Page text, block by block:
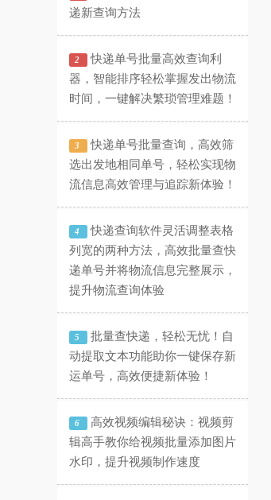
递新查询方法
2
快递单号批量高效查询利
器，智能排序轻松掌握发出物流
时间，一键解决繁琐管理难题！
3
快递单号批量查询，高效筛
选出发地相同单号，轻松实现物
流信息高效管理与追踪新体验！
4
快递查询软件灵活调整表格
列宽的两种方法，高效批量查快
递单号并将物流信息完整展示，
提升物流查询体验
5
批量查快递，轻松无忧！自
动提取文本功能助你一键保存新
运单号，高效便捷新体验！
6
高效视频编辑秘诀：视频剪
辑高手教你给视频批量添加图片
水印，提升视频制作速度